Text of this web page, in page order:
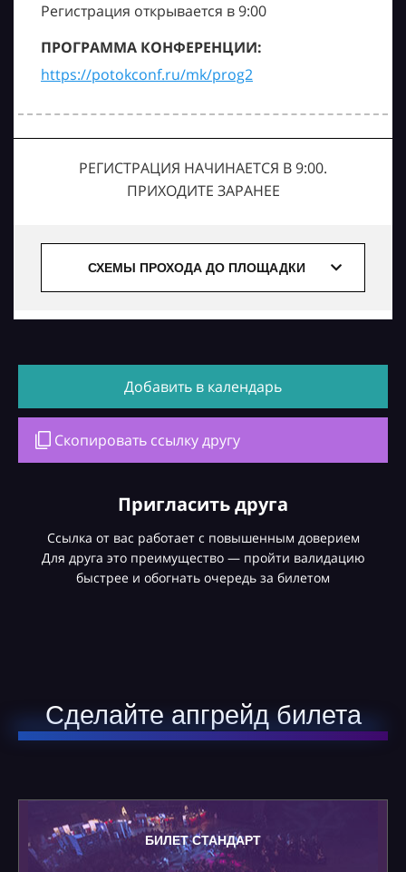
Регистрация открывается в 9:00
ПРОГРАММА КОНФЕРЕНЦИИ:
https://potokconf.ru/mk/prog2
РЕГИСТРАЦИЯ НАЧИНАЕТСЯ В 9:00.
ПРИХОДИТЕ ЗАРАНЕЕ
СХЕМЫ ПРОХОДА ДО ПЛОЩАДКИ
Добавить в календарь
Скопировать ссылку другу
Пригласить друга
Ссылка от вас работает с повышенным доверием
Для друга это преимущество — пройти валидацию
быстрее и обогнать очередь за билетом
Сделайте апгрейд билета
БИЛЕТ СТАНДАРТ